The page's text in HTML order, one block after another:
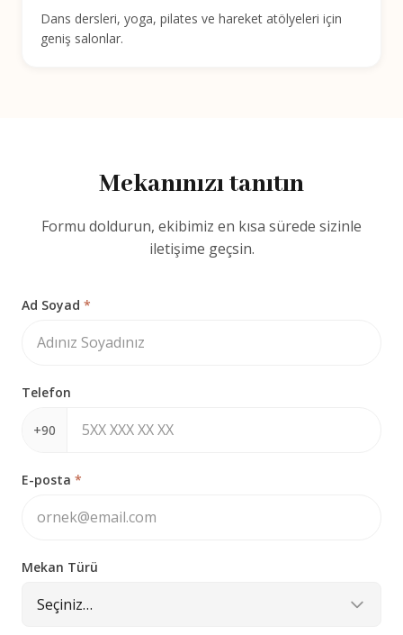
Dans dersleri, yoga, pilates ve hareket atölyeleri için
geniş salonlar.
Mekanınızı tanıtın
Formu doldurun, ekibimiz en kısa sürede sizinle
iletişime geçsin.
Ad Soyad *
Telefon
+90
E-posta *
Mekan Türü
Seçiniz…